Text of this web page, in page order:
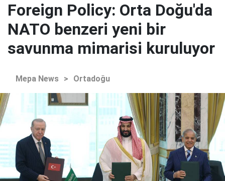
Foreign Policy: Orta Doğu'da
NATO benzeri yeni bir
savunma mimarisi kuruluyor
Mepa News > Ortadoğu